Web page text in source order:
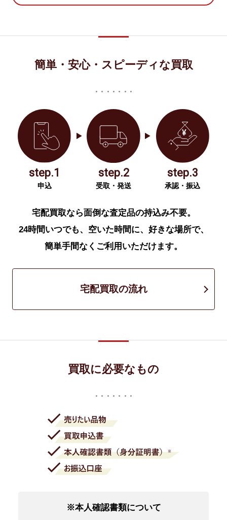
簡単・安心・スピーディな買取
step.1
申込
step.2
受取・発送
step.3
承認・振込
宅配買取なら面倒な査定品の持込み不要。
24時間いつでも、空いた時間に、好きな場所で、
簡単手間なくご利用いただけます。
宅配買取の流れ
買取に必要なもの
※本人確認書類について